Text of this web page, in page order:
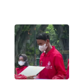
BALI
WN
KALBAR